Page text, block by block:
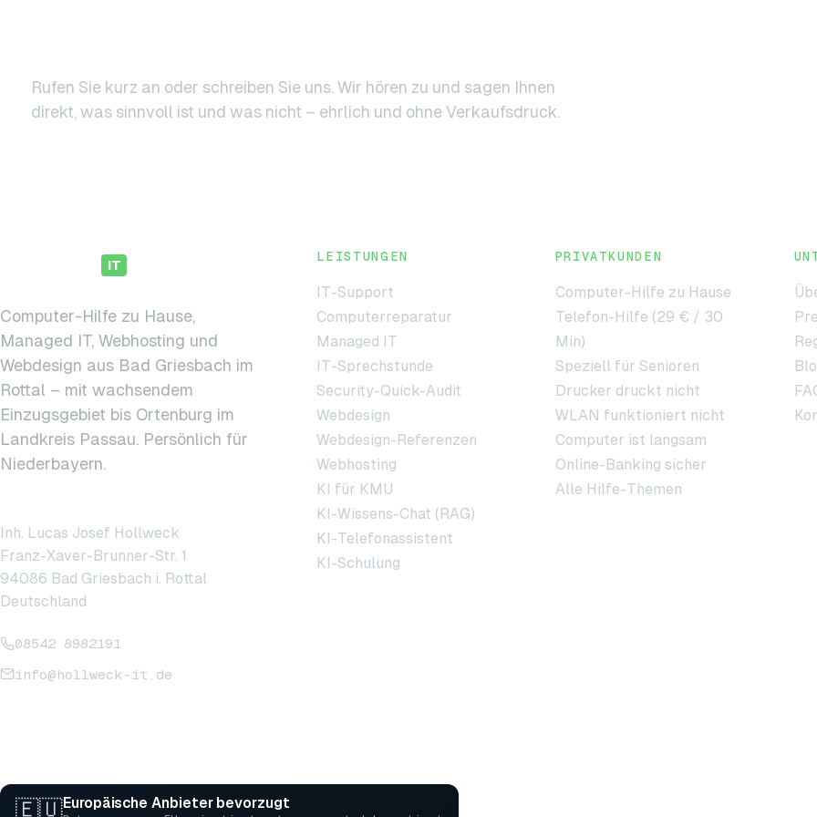
Rufen Sie kurz an oder schreiben Sie uns. Wir hören zu und sagen Ihnen
direkt, was sinnvoll ist und was nicht – ehrlich und ohne Verkaufsdruck.
IT
Computer-Hilfe zu Hause,
Managed IT, Webhosting und
Webdesign aus Bad Griesbach im
Rottal – mit wachsendem
Einzugsgebiet bis Ortenburg im
Landkreis Passau. Persönlich für
Niederbayern.
Inh. Lucas Josef Hollweck
Franz-Xaver-Brunner-Str. 1
94086 Bad Griesbach i. Rottal
Deutschland
08542 8982191
info@hollweck-it.de
LEISTUNGEN
IT-Support
Computerreparatur
Managed IT
IT-Sprechstunde
Security-Quick-Audit
Webdesign
Webdesign-Referenzen
Webhosting
KI für KMU
KI-Wissens-Chat (RAG)
KI-Telefonassistent
KI-Schulung
PRIVATKUNDEN
Computer-Hilfe zu Hause
Telefon-Hilfe (29 € / 30
Min)
Speziell für Senioren
Drucker druckt nicht
WLAN funktioniert nicht
Computer ist langsam
Online-Banking sicher
Alle Hilfe-Themen
🇪🇺Europäische Anbieter bevorzugt